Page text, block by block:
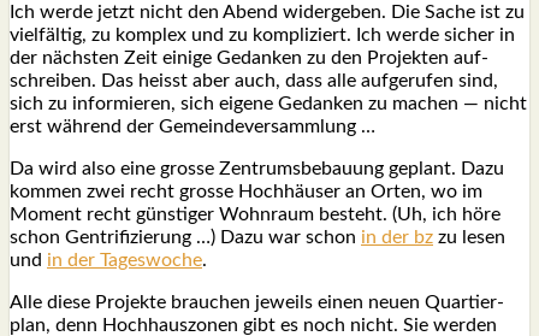
Ich wer­de jetzt nicht den Abend wider­ge­ben. Die Sache ist zu
viel­fäl­tig, zu kom­plex und zu kom­pli­ziert. Ich wer­de sicher in
der nächs­ten Zeit eini­ge Gedan­ken zu den Pro­jek­ten auf­
schrei­ben. Das heisst aber auch, dass alle auf­ge­ru­fen sind,
sich zu infor­mie­ren, sich eige­ne Gedan­ken zu machen — nicht
erst wäh­rend der Gemein­de­ver­samm­lung …
Da wird also eine gros­se Zen­trums­be­bau­ung geplant. Dazu
kom­men zwei recht gros­se Hoch­häu­ser an Orten, wo im
Moment recht güns­ti­ger Wohn­raum besteht. (Uh, ich höre
schon Gen­tri­fi­zie­rung …) Dazu war schon in der bz zu lesen
und in der Tages­wo­che.
Alle die­se Pro­jek­te brau­chen jeweils einen neu­en Quar­tier­
plan, denn Hoch­haus­zo­nen gibt es noch nicht. Sie wer­den